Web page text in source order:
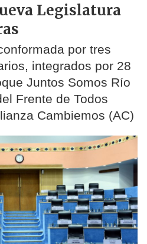
Legislatura
por tres
integrados por 28
Juntos Somos Río
Frente de Todos
Cambiemos (AC)